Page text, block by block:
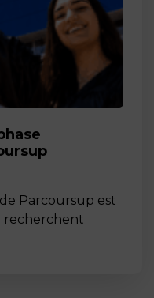
Parcoursup est
recherchent